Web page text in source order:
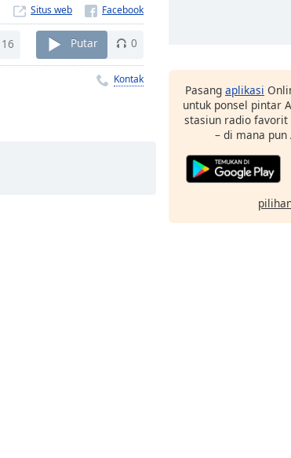
Situs web
16 Putar 0
Kontak
Pasang aplikasi
untuk ponsel pintar
stasiun radio favorit
– di mana pun